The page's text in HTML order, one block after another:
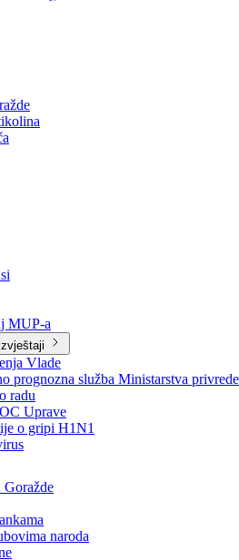
zastava)
muzej)
MUP-a
Vlade
prognozna služba Ministarstva privrede
radu
Uprave
o gripi H1N1